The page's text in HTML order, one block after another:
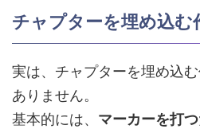
チャプターを埋め込む
実は、チャプターを埋め込
ありません。
基本的には、 マーカーを打